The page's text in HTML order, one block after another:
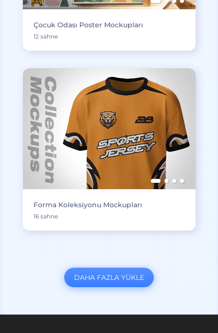
Çocuk Odası Poster Mockupları
12 sahne
Forma Koleksiyonu Mockupları
16 sahne
DAHA FAZLA YÜKLE